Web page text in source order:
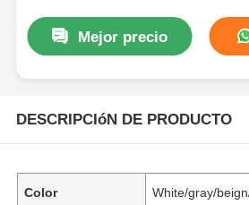
Mejor precio
DESCRIPCIóN DE PRODUCTO
Color White/gray/